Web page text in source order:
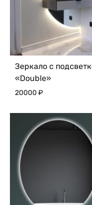
Зеркало с
«Double»
20000 ₽